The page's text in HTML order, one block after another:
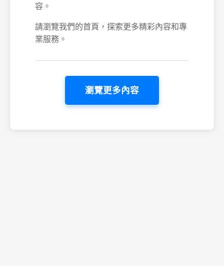
容。
請瀏覽我們的首頁，探索更多精彩內容和專
業服務。
瀏覽更多內容